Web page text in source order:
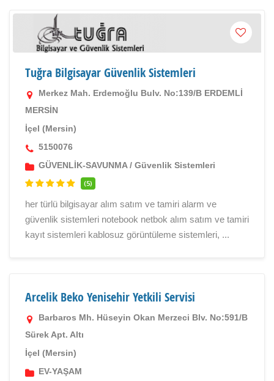
Tuğra Bilgisayar Güvenlik Sistemleri
Merkez Mah. Erdemoğlu Bulv. No:139/B ERDEMLİ
MERSİN
İçel (Mersin)
5150076
GÜVENLİK-SAVUNMA/ Güvenlik Sistemleri
(5)
her türlü bilgisayar alım satım ve tamiri alarm ve
güvenlik sistemleri notebook netbok alım satım ve tamiri
kayıt sistemleri kablosuz görüntüleme sistemleri, ...
Arcelik Beko Yenisehir Yetkili Servisi
Barbaros Mh. Hüseyin Okan Merzeci Blv. No:591/B
Sürek Apt. Altı
İçel (Mersin)
EV-YAŞAM